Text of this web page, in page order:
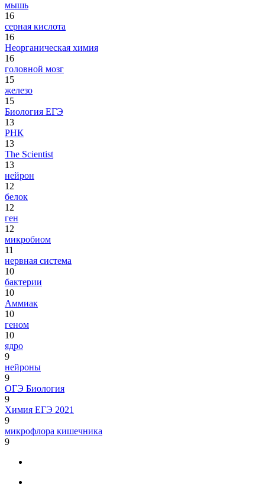
мышь
16
серная кислота
16
Неорганическая химия
16
головной мозг
15
железо
15
Биология ЕГЭ
13
РНК
13
The Scientist
13
нейрон
12
белок
12
ген
12
микробиом
11
нервная система
10
бактерии
10
Аммиак
10
геном
10
ядро
9
нейроны
9
ОГЭ Биология
9
Химия ЕГЭ 2021
9
микрофлора кишечника
9